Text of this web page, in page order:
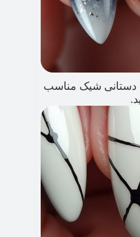
دستانی شیک مناسب